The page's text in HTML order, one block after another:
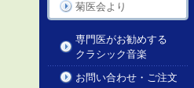
菊医会より
専門医がお勧めする
クラシック音楽
お問い合わせ・ご注文